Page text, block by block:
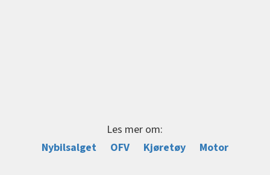
Les mer om:
Nybilsalget
OFV Kjøretøy Motor